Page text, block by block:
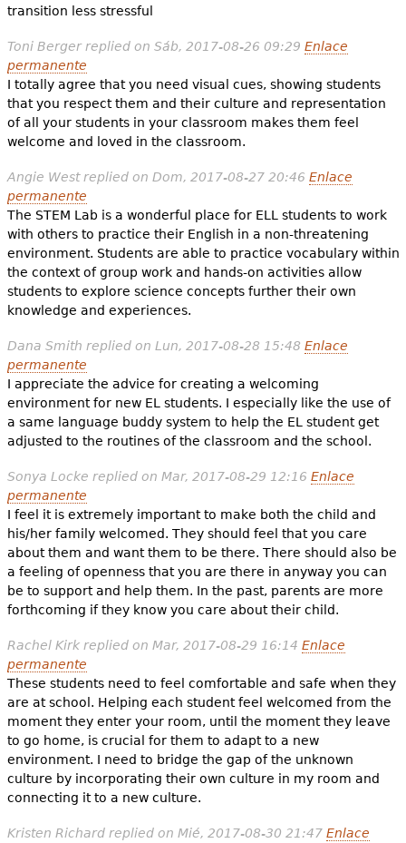
transition less stressful
Toni Bergerreplied on Sáb, 2017-08-26 09:29 Enlace
permanente
I totally agree that you need visual cues, showing students
that you respect them and their culture and representation
of all your students in your classroom makes them feel
welcome and loved in the classroom.
Angie Westreplied on Dom, 2017-08-27 20:46 Enlace
permanente
The STEM Lab is a wonderful place for ELL students to work
with others to practice their English in a non-threatening
environment. Students are able to practice vocabulary within
the context of group work and hands-on activities allow
students to explore science concepts further their own
knowledge and experiences.
Dana Smith replied on Lun, 2017-08-28 15:48 Enlace
permanente
I appreciate the advice for creating a welcoming
environment for new EL students. I especially like the use of
a same language buddy system to help the EL student get
adjusted to the routines of the classroom and the school.
Sonya Locke replied on Mar, 2017-08-29 12:16 Enlace
permanente
I feel it is extremely important to make both the child and
his/her family welcomed. They should feel that you care
about them and want them to be there. There should also be
a feeling of openness that you are there in anyway you can
be to support and help them. In the past, parents are more
forthcoming if they know you care about their child.
Rachel Kirkreplied on Mar, 2017-08-29 16:14 Enlace
permanente
These students need to feel comfortable and safe when they
are at school. Helping each student feel welcomed from the
moment they enter your room, until the moment they leave
to go home, is crucial for them to adapt to a new
environment. I need to bridge the gap of the unknown
culture by incorporating their own culture in my room and
connecting it to a new culture.
Kristen Richardreplied on Mié, 2017-08-30 21:47 Enlace